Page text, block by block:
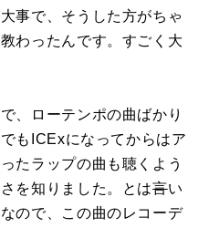
事で、そうした方がちゃ
わったんです。すごく大
、ローテンポの曲ばかり
も ICExになってからはア
たラップの曲も聴くよう
を知りました。とは言い
ので、この曲のレコーデ